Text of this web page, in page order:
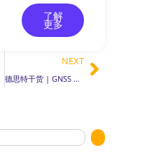
了解
更多
NEXT
德思特干货 | GNSS 时间体系梳理与关键问题应对